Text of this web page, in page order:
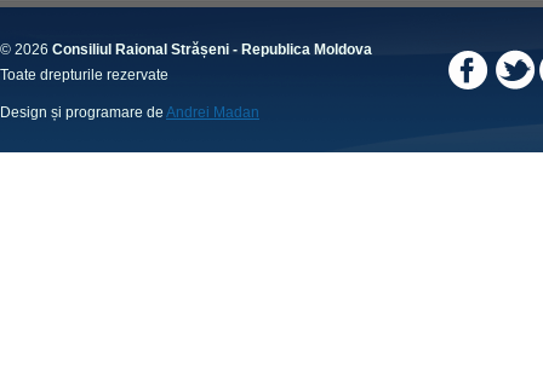
© 2026 Consiliul Raional Strășeni - Republica Moldova
Toate drepturile rezervate
Design și programare de Andrei Madan